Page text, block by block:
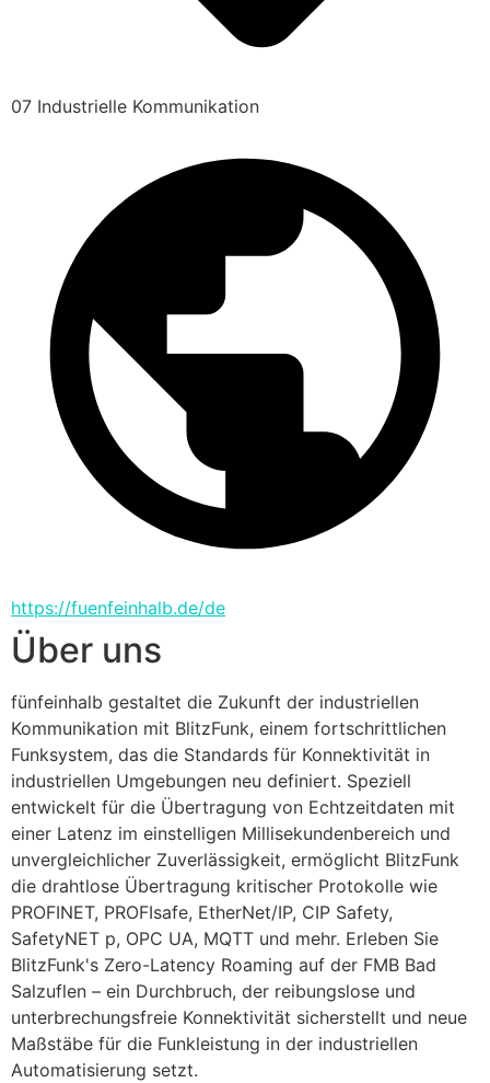
07 Industrielle Kommunikation
https://fuenfeinhalb.de/de
Über uns
fünfeinhalb gestaltet die Zukunft der industriellen
Kommunikation mit BlitzFunk, einem fortschrittlichen
Funksystem, das die Standards für Konnektivität in
industriellen Umgebungen neu definiert. Speziell
entwickelt für die Übertragung von Echtzeitdaten mit
einer Latenz im einstelligen Millisekundenbereich und
unvergleichlicher Zuverlässigkeit, ermöglicht BlitzFunk
die drahtlose Übertragung kritischer Protokolle wie
PROFINET, PROFIsafe, EtherNet/IP, CIP Safety,
SafetyNET p, OPC UA, MQTT und mehr. Erleben Sie
BlitzFunk's Zero-Latency Roaming auf der FMB Bad
Salzuflen – ein Durchbruch, der reibungslose und
unterbrechungsfreie Konnektivität sicherstellt und neue
Maßstäbe für die Funkleistung in der industriellen
Automatisierung setzt.